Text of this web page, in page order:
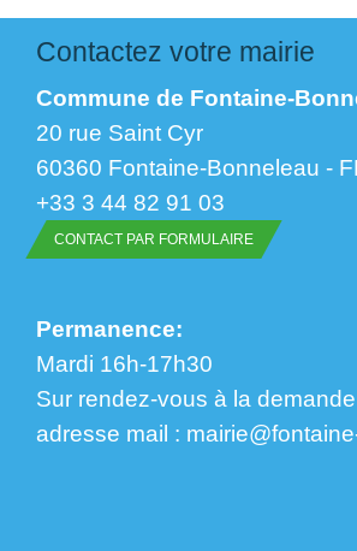
Contactez votre mairie
Commune de Fontaine-
20 rue Saint Cyr
60360 Fontaine-Bonneleau -
+33 3 44 82 91 03
CONTACT PAR FORMULAIRE
Permanence:
Mardi 16h-17h30
Sur rendez-vous à la demande
​​​​​​​adresse mail :